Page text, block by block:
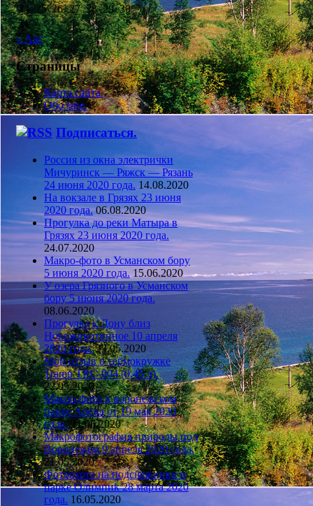
24 25 26 27 28 29 30
31
« Авг
Страницы
Карта сайта.
Обо мне.
Подписаться.
Россия из окна электрички
Мичуринск — Ряжск — Рязань
24 июня 2020 года. 14.08.2020
На вокзале в Грязях 23 июня
2020 года. 06.08.2020
Прогулка до реки Матыра в
Грязях 23 июня 2020 года.
24.07.2020
Макро-фото в Усманском бору
5 июня 2020 года. 15.06.2020
У озера Грязного в Усманском
бору 5 июня 2020 года.
08.06.2020
Прогулка к Дону близ
Новоживотинное 10 апреля
2020 года. 23.05.2020
Мой отзыв о термокружке
Tramp TRC-004 (0,45 л).
22.05.2020
Макро-фото в воронежском
парке Арена от 19 мая 2020
года. 21.05.2020
Макрофотография природы под
Воронежем 9 апреля 2020 года.
21.05.2020
Фотоохота на подснежники в
парке Олимпик 28 марта 2020
года. 16.05.2020